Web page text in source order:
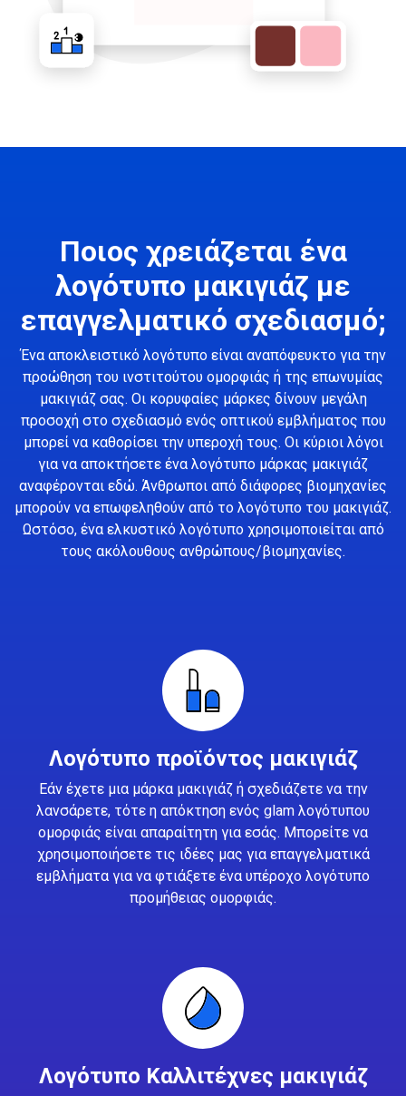
Ποιος χρειάζεται ένα
λογότυπο μακιγιάζ με
επαγγελματικό σχεδιασμό;
Ένα αποκλειστικό λογότυπο είναι αναπόφευκτο για την
προώθηση του ινστιτούτου ομορφιάς ή της επωνυμίας
μακιγιάζ σας. Οι κορυφαίες μάρκες δίνουν μεγάλη
προσοχή στο σχεδιασμό ενός οπτικού εμβλήματος που
μπορεί να καθορίσει την υπεροχή τους. Οι κύριοι λόγοι
για να αποκτήσετε ένα λογότυπο μάρκας μακιγιάζ
αναφέρονται εδώ. Άνθρωποι από διάφορες βιομηχανίες
μπορούν να επωφεληθούν από το λογότυπο του μακιγιάζ.
Ωστόσο, ένα ελκυστικό λογότυπο χρησιμοποιείται από
τους ακόλουθους ανθρώπους/βιομηχανίες.
Λογότυπο προϊόντος μακιγιάζ
Εάν έχετε μια μάρκα μακιγιάζ ή σχεδιάζετε να την
λανσάρετε, τότε η απόκτηση ενός glam λογότυπου
ομορφιάς είναι απαραίτητη για εσάς. Μπορείτε να
χρησιμοποιήσετε τις ιδέες μας για επαγγελματικά
εμβλήματα για να φτιάξετε ένα υπέροχο λογότυπο
προμήθειας ομορφιάς.
Λογότυπο Καλλιτέχνες μακιγιάζ